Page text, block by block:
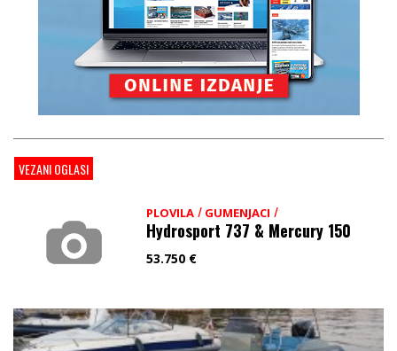
VEZANI OGLASI
PLOVILA / GUMENJACI /
Hydrosport 737 & Mercury 150
53.750 €